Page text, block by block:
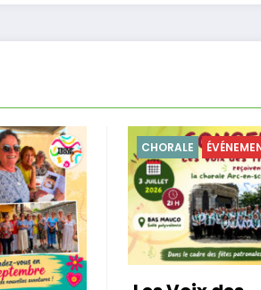
CHORALE ÉVÉNEMENTS